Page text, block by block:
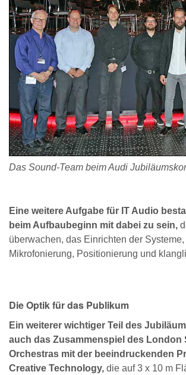
Das Sound-Team beim Audi
Eine weitere Aufgabe für IT Audio
beim Aufbaubeginn mit dabei zu sein,
überwachen, das Einrichten der
Mikrofonierung, Positionierung und
Die Optik für das Publikum
Ein weiterer wichtiger Teil des
auch das Zusammenspiel des London
Orchestras mit der beeindruckenden
Creative Technology, die auf 3 x 10 m